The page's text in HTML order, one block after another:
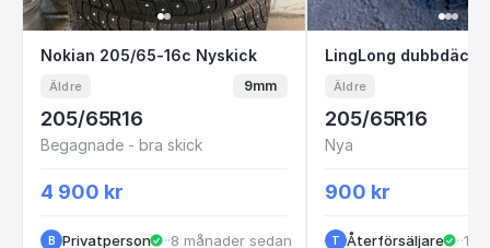
Nokian 205/65-16c Nyskick
Nokian 205/65-16c Nyskick
Äldre 9mm
205/65R16
Begagnade - bra skick
4 900 kr
B Privatperson ·Tenhult
·8 månader sedan
LingLong
LingLong dubbdäck
Äldre
205/65R16
Nya
900 kr
T Återförsäljare ··11